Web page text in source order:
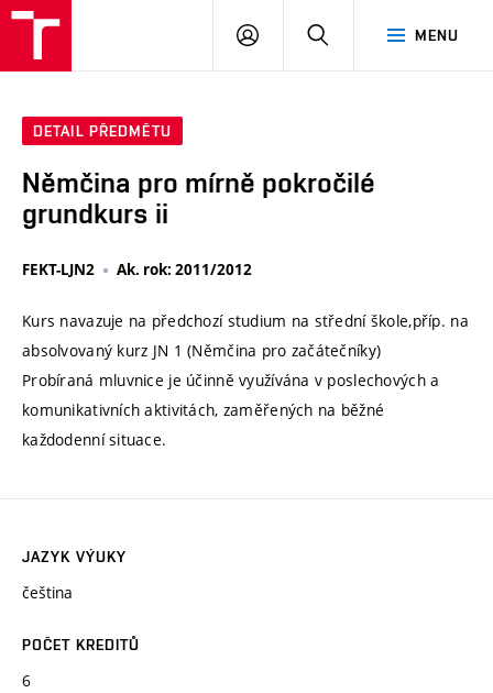
MENU
PŘIHLÁSIT
DETAIL PŘEDMĚTU
Němčina pro mírně pokročilé
grundkurs ii
FEKT-LJN2 Ak. rok: 2011/2012
Kurs navazuje na předchozí studium na střední škole,příp. na
absolvovaný kurz JN 1 (Němčina pro začátečníky)
Probíraná mluvnice je účinně využívána v poslechových a
komunikativních aktivitách, zaměřených na běžné
každodenní situace.
JAZYK VÝUKY
čeština
POČET KREDITŮ
6